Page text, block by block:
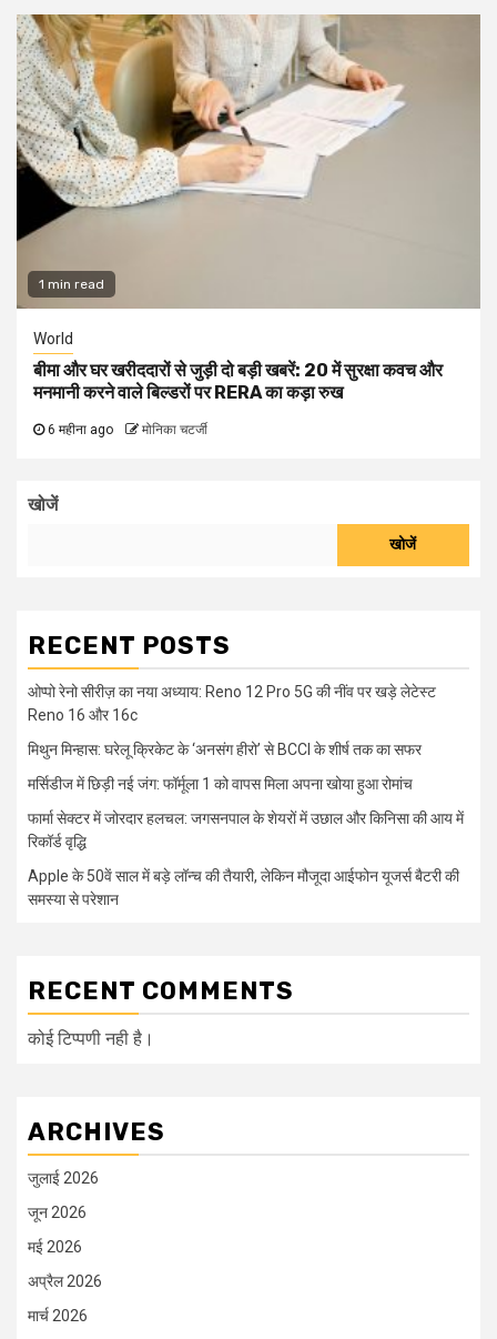
1 min read
World
बीमा और घर खरीददारों से जुड़ी दो बड़ी खबरें: ₹20 में सुरक्षा कवच और
मनमानी करने वाले बिल्डरों पर RERA का कड़ा रुख
6 महीना ago मोनिका चटर्जी
खोजें
खोजें
RECENT POSTS
ओप्पो रेनो सीरीज़ का नया अध्याय: Reno 12 Pro 5G की नींव पर खड़े लेटेस्ट
Reno 16 और 16c
मिथुन मिन्हास: घरेलू क्रिकेट के ‘अनसंग हीरो’ से BCCI के शीर्ष तक का सफर
मर्सिडीज में छिड़ी नई जंग: फॉर्मूला 1 को वापस मिला अपना खोया हुआ रोमांच
फार्मा सेक्टर में जोरदार हलचल: जगसनपाल के शेयरों में उछाल और किनिसा की आय में
रिकॉर्ड वृद्धि
Apple के 50वें साल में बड़े लॉन्च की तैयारी, लेकिन मौजूदा आईफोन यूजर्स बैटरी की
समस्या से परेशान
RECENT COMMENTS
कोई टिप्पणी नही है।
ARCHIVES
जुलाई 2026
जून 2026
मई 2026
अप्रैल 2026
मार्च 2026